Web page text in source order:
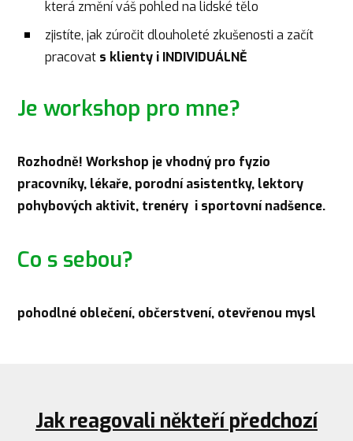
která změní váš pohled na lidské tělo
zjistíte, jak zúročit dlouholeté zkušenosti a začít
pracovat s klienty i INDIVIDUÁLNĚ
Je workshop pro mne?
Rozhodně! Workshop je vhodný pro fyzio
pracovníky, lékaře, porodní asistentky, lektory
pohybových aktivit, trenéry i sportovní nadšence.
Co s sebou?
pohodlné oblečení, občerstvení, otevřenou mysl
Jak reagovali někteří předchozí